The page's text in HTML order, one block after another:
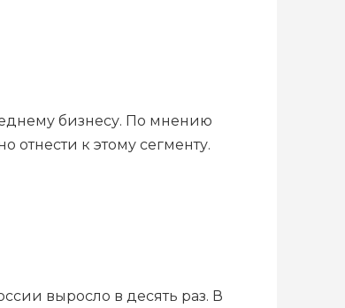
бизнесу. По мнению
к этому сегменту.
выросло в десять раз. В